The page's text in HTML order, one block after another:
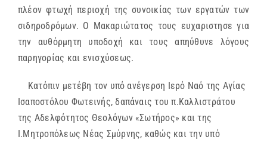
πλέον φτωχή περιοχή της συνοικίας των εργατών των
σιδηροδρόμων. Ο Μακαριώτατος τους ευχαριστησε για
την αυθόρμητη υποδοχή και τους απηύθυνε λόγους
παρηγορίας και ενισχύσεως.
Κατόπιν μετέβη τον υπό ανέγερση Ιερό Ναό της Αγίας
Ισαποστόλου Φωτεινής, δαπάναις του π.Καλλιστράτου
της Αδελφότητος Θεολόγων «Σωτήρος» και της
Ι.Μητροπόλεως Νέας Σμύρνης, καθώς και την υπό